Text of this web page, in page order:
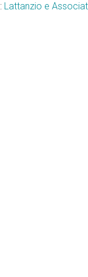
Lattanzio e